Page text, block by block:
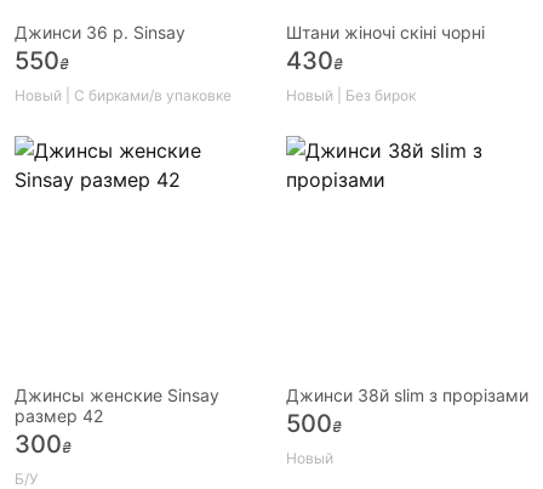
Джинси 36 р. Sinsay
550₴
Новый | С бирками/в упаковке
Штани жіночі скіні чорні
430₴
Новый | Без бирок
Джинсы женские Sinsay
размер 42
300₴
Б/У
Джинси 38й slim з прорізами
500₴
Новый